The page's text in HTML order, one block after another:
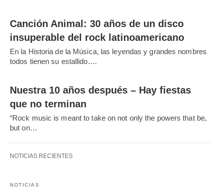
Canción Animal: 30 años de un disco
insuperable del rock latinoamericano
En la Historia de la Música, las leyendas y grandes nombres
todos tienen su estallido.…
Nuestra 10 años después – Hay fiestas
que no terminan
“Rock music is meant to take on not only the powers that be,
but on…
NOTICIAS RECIENTES
NOTICIAS